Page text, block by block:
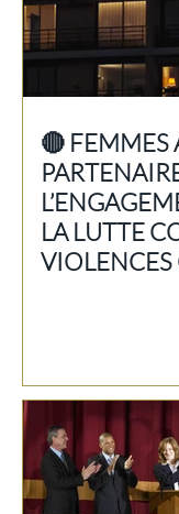
🔴 FEMMES
LA LUTTE
VIOLENCES